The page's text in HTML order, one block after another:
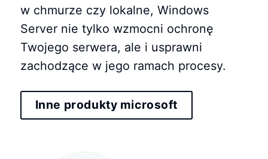
w chmurze czy lokalne, Windows
Server nie tylko wzmocni ochronę
Twojego serwera, ale i usprawni
zachodzące w jego ramach procesy.
Inne produkty microsoft